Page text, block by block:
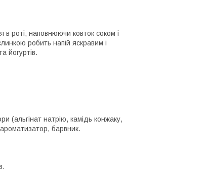
роті, наповнюючи ковток соком і
робить напій яскравим і
йогуртів.
(альгінат натрію, камідь конжаку,
барвник.